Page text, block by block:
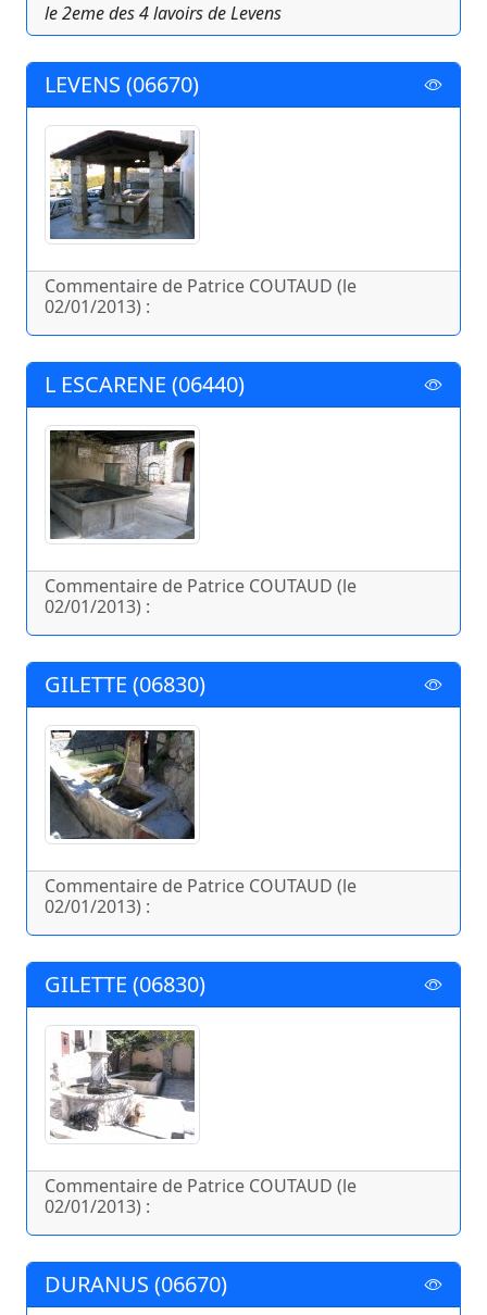
le 2eme des 4 lavoirs de Levens
LEVENS (06670)
Commentaire de Patrice COUTAUD (le
02/01/2013) :
L ESCARENE (06440)
Commentaire de Patrice COUTAUD (le
02/01/2013) :
GILETTE (06830)
Commentaire de Patrice COUTAUD (le
02/01/2013) :
GILETTE (06830)
Commentaire de Patrice COUTAUD (le
02/01/2013) :
DURANUS (06670)